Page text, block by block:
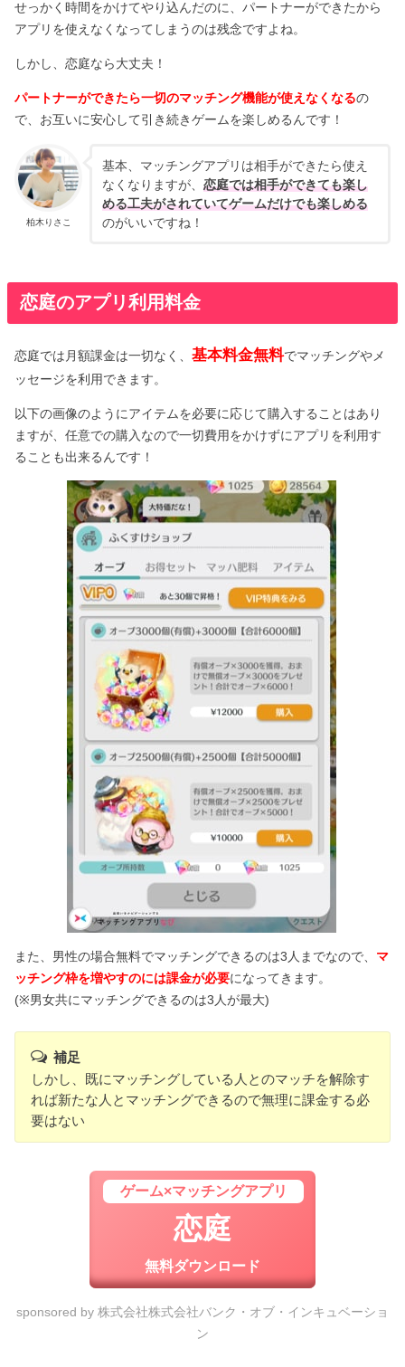
せっかく時間をかけてやり込んだのに、パートナーができたから
アプリを使えなくなってしまうのは残念ですよね。
しかし、恋庭なら大丈夫！
パートナーができたら一切のマッチング機能が使えなくなるの
で、お互いに安心して引き続きゲームを楽しめるんです！
柏木りさこ
基本、マッチングアプリは相手ができたら使え
なくなりますが、 恋庭では相手ができても楽し
める工夫がされていてゲームだけでも楽しめる
のがいいですね！
恋庭のアプリ利用料金
恋庭では月額課金は一切なく、基本料金無料でマッチングやメ
ッセージを利用できます。
以下の画像のようにアイテムを必要に応じて購入することはあり
ますが、任意での購入なので一切費用をかけずにアプリを利用す
ることも出来るんです！
また、男性の場合無料でマッチングできるのは3人までなので、 マ
ッチング枠を増やすのには課金が必要になってきます。
(※男女共にマッチングできるのは3人が最大)
補足
しかし、既にマッチングしている人とのマッチを解除す
れば新たな人とマッチングできるので無理に課金する必
要はない
ゲーム×マッチングアプリ
恋庭
無料ダウンロード
sponsored by 株式会社株式会社バンク・オブ・インキュベーショ
ン